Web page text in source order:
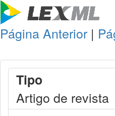
Página Anterior |
Tipo
Artigo de revista